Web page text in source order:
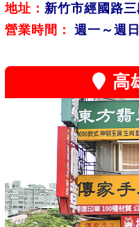
地址： 新竹市經國路
營業時間：
週一～週
高